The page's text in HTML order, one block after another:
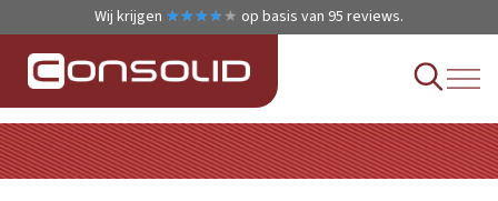
Wij krijgen ★
★★
★★
★★
★ ★
★ op basis van 95 reviews.